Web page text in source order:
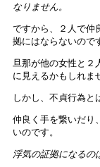
なりません。
ですから、２人で仲
拠にはならないので
旦那が他の女性と２
に見えるかもしれま
しかし、不貞行為と
仲良く手を繋いだり
いのです。
浮気の証拠になるの